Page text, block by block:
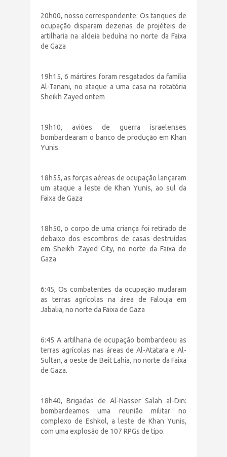
20h00, nosso correspondente: Os tanques de
ocupação disparam dezenas de projéteis de
artilharia na aldeia beduína no norte da Faixa
de Gaza
19h15, 6 mártires foram resgatados da família
Al-Tanani, no ataque a uma casa na rotatória
Sheikh Zayed ontem
19h10, aviões de guerra israelenses
bombardearam o banco de produção em Khan
Yunis.
18h55, as forças aéreas de ocupação lançaram
um ataque a leste de Khan Yunis, ao sul da
Faixa de Gaza
18h50, o corpo de uma criança foi retirado de
debaixo dos escombros de casas destruídas
em Sheikh Zayed City, no norte da Faixa de
Gaza
6:45, Os combatentes da ocupação mudaram
as terras agrícolas na área de Falouja em
Jabalia, no norte da Faixa de Gaza
6:45 A artilharia de ocupação bombardeou as
terras agrícolas nas áreas de Al-Atatara e Al-
Sultan, a oeste de Beit Lahia, no norte da Faixa
de Gaza.
18h40, Brigadas de Al-Nasser Salah al-Din:
bombardeamos uma reunião militar no
complexo de Eshkol, a leste de Khan Yunis,
com uma explosão de 107 RPGs de tipo.